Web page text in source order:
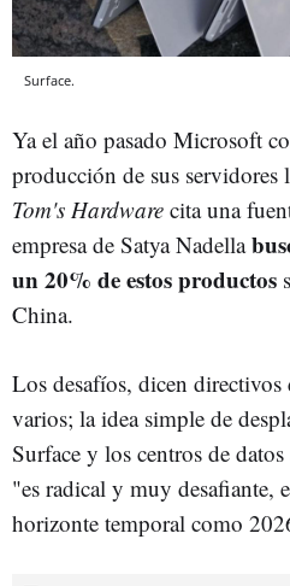
Surface.
Ya el año pasado Microsoft
producción de sus
Tom's Hardware cita una
empresa de Satya Nadella
un 20% de estos productos
China.
Los desafíos, dicen
varios; la idea simple de
Surface y los centros de
"es radical y muy desafiante,
horizonte temporal como